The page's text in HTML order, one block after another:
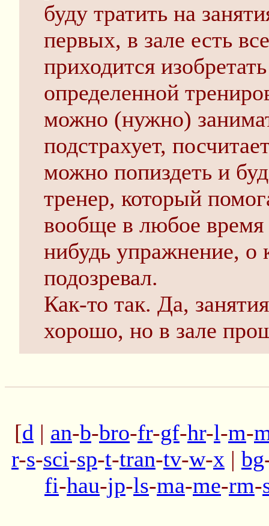
буду тратить на
первых, в зале есть
приходится
определенной
можно (нужно)
подстрахует,
можно попиздеть и
тренер, который
вообще в любое время
нибудь упражнение, о
подозревал.
Как-то так. Да,
хорошо, но в зале
[d | an-b-bro-fr-gf-hr-l-m-
r-s-sci-sp-t-tran-tv-w-x | bg
fi-hau-jp-ls-ma-me-rm-